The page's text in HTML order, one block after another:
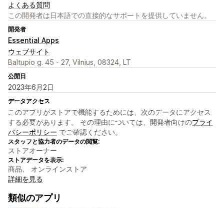
よくある質問
この開発者は日本語での直接的なサポートを提供していません。
開発者
Essential Apps
ウェブサイト
Baltupio g. 45 - 27, Vilnius, 08324, LT
公開日
2023年6月2日
データアクセス
このアプリがストアで機能するためには、次のデータにアクセス
する必要があります。 その理由については、開発者向けのプライ
バシーポリシー でご確認ください。
スタッフと協力者のデータの閲覧:
ストアオーナー
ストアデータを表示:
商品、 オンラインストア
詳細を見る
類似のアプリ